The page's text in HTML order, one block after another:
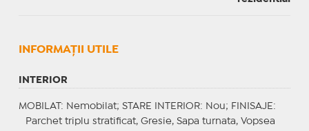
INFORMAŢII UTILE
INTERIOR
MOBILAT : Nemobilat; STARE INTERIOR: Nou; FINISAJE :
Parchet triplu stratificat, Gresie, Sapa turnata, Vopsea